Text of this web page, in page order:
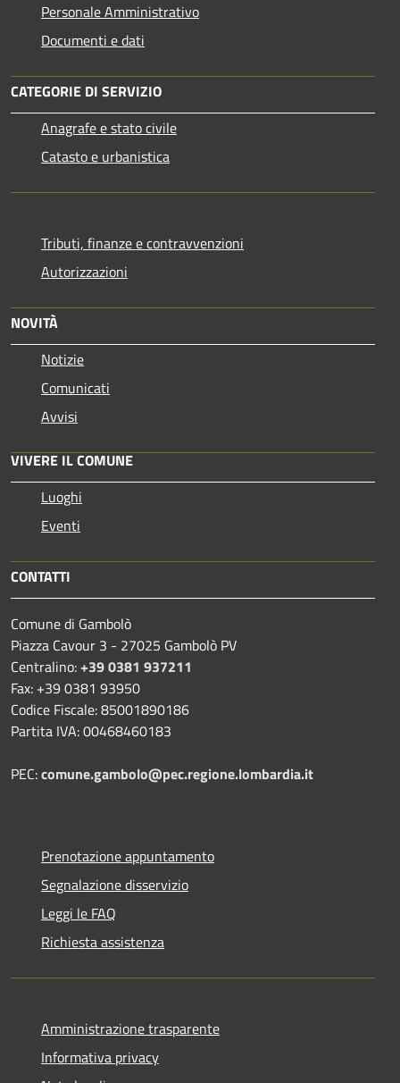
Personale Amministrativo
Documenti e dati
CATEGORIE DI SERVIZIO
Anagrafe e stato civile
Catasto e urbanistica
Tributi, finanze e contravvenzioni
Autorizzazioni
NOVITÀ
Notizie
Comunicati
Avvisi
VIVERE IL COMUNE
Luoghi
Eventi
CONTATTI
Comune di Gambolò
Piazza Cavour 3 - 27025 Gambolò PV
Centralino:+39 0381 937211
Fax: +39 0381 93950
Codice Fiscale: 85001890186
Partita IVA: 00468460183
PEC:comune.gambolo@pec.regione.lombardia.it
Prenotazione appuntamento
Segnalazione disservizio
Leggi le FAQ
Richiesta assistenza
Amministrazione trasparente
Informativa privacy